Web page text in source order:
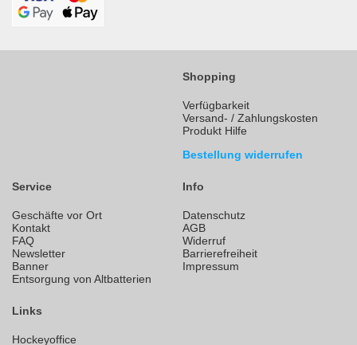
Shopping
Verfügbarkeit
Versand- / Zahlungskosten
Produkt Hilfe
Bestellung widerrufen
Service
Geschäfte vor Ort
Kontakt
FAQ
Newsletter
Banner
Entsorgung von Altbatterien
Info
Datenschutz
AGB
Widerruf
Barrierefreiheit
Impressum
Links
Hockeyoffice